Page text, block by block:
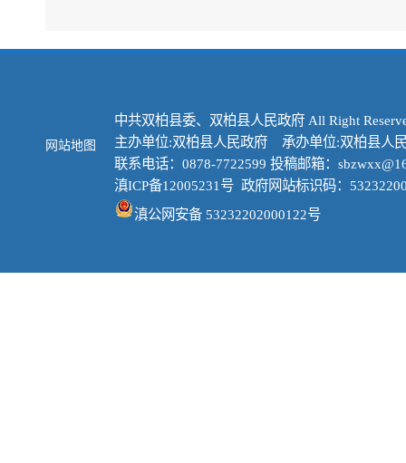
网站地图
中共双柏县委、双柏县人民政府 All Right
主办单位:双柏县人民政府 承办单位:双柏县人
联系电话：0878-7722599 投稿邮箱：
滇ICP备12005231号 政府网站标识码：
滇公网安备 53232202000122号